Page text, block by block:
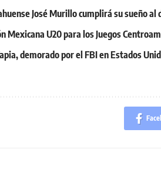
José Murillo cumplirá su sueño al
Mexicana U20 para los Juegos
demorado por el FBI en Estados